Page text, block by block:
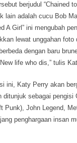
berjudul “Chained
lain adalah cucu Bob
A Girl” ini mengubah
lewat unggahan
dengan baru
life who dis,” tulis
ini, Katy Perry akan
ditunjuk sebagai
Punk), John Legend,
penghargaan insan